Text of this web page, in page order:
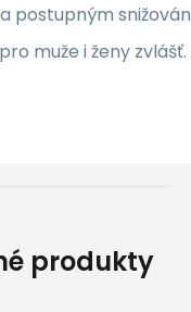
postupným
muže i ženy zvlášť.
produkty